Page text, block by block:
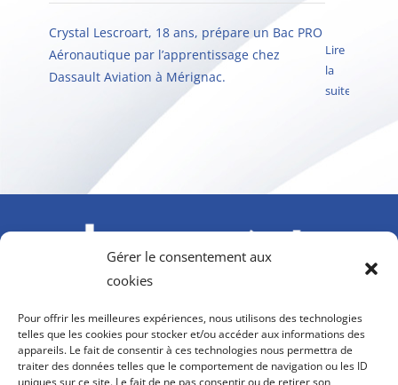
Gérer le consentement aux
cookies
Pour offrir les meilleures expériences, nous utilisons des technologies
telles que les cookies pour stocker et/ou accéder aux informations des
appareils. Le fait de consentir à ces technologies nous permettra de
traiter des données telles que le comportement de navigation ou les ID
uniques sur ce site. Le fait de ne pas consentir ou de retirer son
Crystal Lescroart, 18 ans, prépare un Bac PRO
Aéronautique par l’apprentissage chez
Dassault Aviation à Mérignac.
Lire
la
suite
Howmet Aerospace Foundation et OPCO 2i
contact@hanvol-insertion.aero